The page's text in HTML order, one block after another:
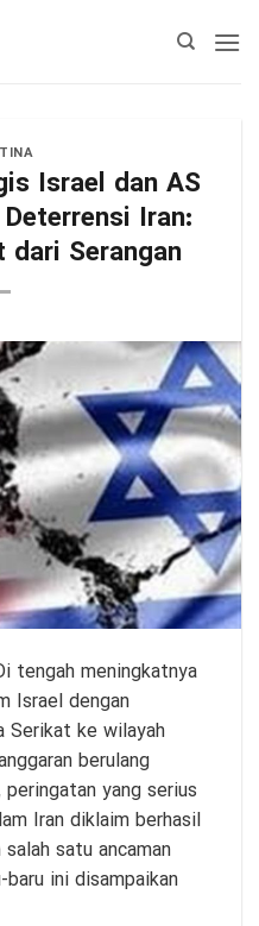
Israel dan AS
Iran:
dari Serangan
tengah meningkatnya
Israel dengan
Serikat ke wilayah
berulang
yang serius
Iran diklaim berhasil
satu ancaman
ini disampaikan